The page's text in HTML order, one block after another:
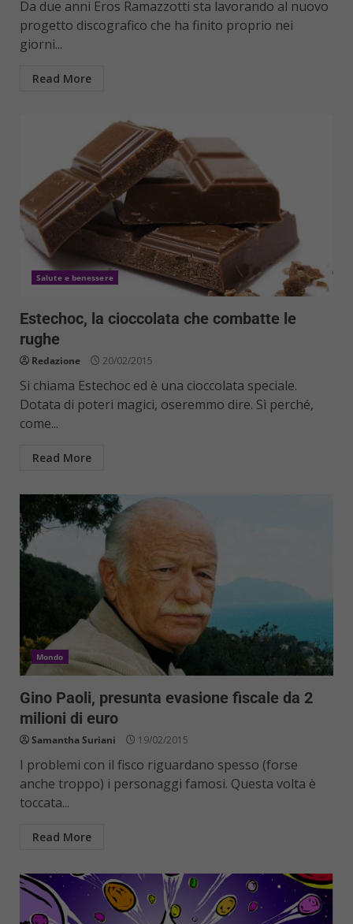
Da due anni Eros Ramazzotti sta lavorando al nuovo
progetto discografico che ha finito proprio nei
giorni...
Read More
Salute e benessere
Estechoc, la cioccolata che combatte le
rughe
Redazione 20/02/2015
Si chiama Estechoc ed è una cioccolata speciale.
Dotata di poteri magici, oseremmo dire. Sì perché,
come...
Read More
Mondo
Gino Paoli, presunta evasione fiscale da 2
milioni di euro
Samantha Suriani 19/02/2015
I problemi con il fisco riguardano spesso (forse
anche troppo) i personaggi famosi. Questa volta è
toccata...
Read More